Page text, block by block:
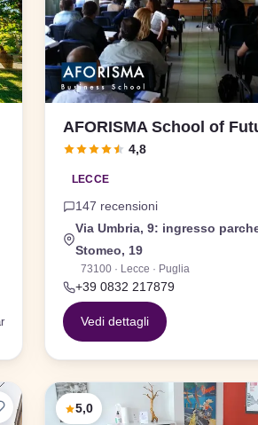
AFORISMA School of
4,8
LECCE
147 recensioni
Via Umbria, 9: ingresso
Stomeo, 19
73100 · Lecce · Puglia
+39 0832 217879
Vedi dettagli
5,0